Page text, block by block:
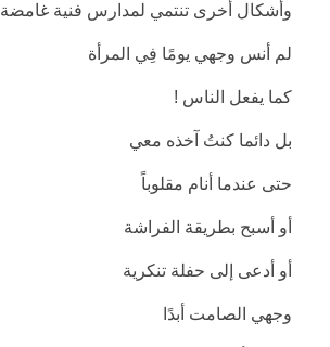
وأشكال أخرى تنتمي لمدارس فنية
لم أنس وجهي يومًا فِي المرأة
كما يفعل الناس !
بل دائما كنتُ آخذه معي
حتى عندما أنام مقلوباً
أو أسبح بطريقة الفراشة
أو أدعى إلى حفلة تنكرية
وجهي الصامت أبدًا